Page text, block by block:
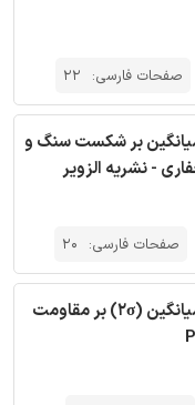
صفحات فارسی: 22
بر شکست سنگ و
- نشریه الزویر
صفحات فارسی: 20
ترجمه مقاله تاثیر تنش اصلی میانگین (2σ) بر مقاومت